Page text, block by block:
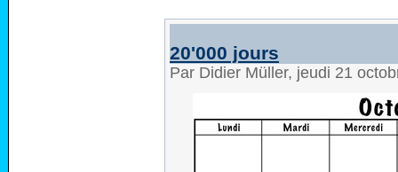
20'000 jours
Par Didier Müller, jeudi 21